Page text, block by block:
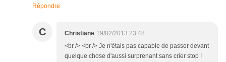
Répondre
C Christiane 19/02/2013 23:48
<br /> <br /> Je n'étais pas capable de passer devant
quelque chose d'aussi surprenant sans crier stop !